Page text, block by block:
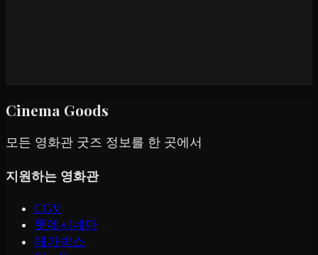
Cinema Goods
모든 영화관 굿즈 정보를 한 곳에서
지원하는 영화관
CGV
롯데시네마
메가박스